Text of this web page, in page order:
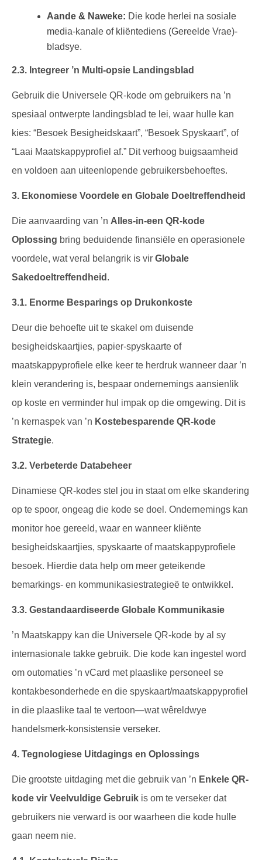
Aande & Naweke: Die kode herlei na sosiale
media-kanale of kliëntediens (Gereelde Vrae)-
bladsye.
2.3. Integreer ’n Multi-opsie Landingsblad
Gebruik die Universele QR-kode om gebruikers na ’n
spesiaal ontwerpte landingsblad te lei, waar hulle kan
kies: “Besoek Besigheidskaart”, “Besoek Spyskaart”, of
“Laai Maatskappyprofiel af.” Dit verhoog buigsaamheid
en voldoen aan uiteenlopende gebruikersbehoeftes.
3. Ekonomiese Voordele en Globale Doeltreffendheid
Die aanvaarding van ’n Alles-in-een QR-kode
Oplossing bring beduidende finansiële en operasionele
voordele, wat veral belangrik is vir Globale
Sakedoeltreffendheid .
3.1. Enorme Besparings op Drukonkoste
Deur die behoefte uit te skakel om duisende
besigheidskaartjies, papier-spyskaarte of
maatskappyprofiele elke keer te herdruk wanneer daar ’n
klein verandering is, bespaar ondernemings aansienlik
op koste en verminder hul impak op die omgewing. Dit is
’n kernaspek van ’n Kostebesparende QR-kode
Strategie.
3.2. Verbeterde Databeheer
Dinamiese QR-kodes stel jou in staat om elke skandering
op te spoor, ongeag die kode se doel. Ondernemings kan
monitor hoe gereeld, waar en wanneer kliënte
besigheidskaartjies, spyskaarte of maatskappyprofiele
besoek. Hierdie data help om meer geteikende
bemarkings- en kommunikasiestrategieë te ontwikkel.
3.3. Gestandaardiseerde Globale Kommunikasie
’n Maatskappy kan die Universele QR-kode by al sy
internasionale takke gebruik. Die kode kan ingestel word
om outomaties ’n vCard met plaaslike personeel se
kontakbesonderhede en die spyskaart/maatskappyprofiel
in die plaaslike taal te vertoon—wat wêreldwye
handelsmerk-konsistensie verseker.
4. Tegnologiese Uitdagings en Oplossings
Die grootste uitdaging met die gebruik van ’n Enkele QR-
kode vir Veelvuldige Gebruik is om te verseker dat
gebruikers nie verward is oor waarheen die kode hulle
gaan neem nie.